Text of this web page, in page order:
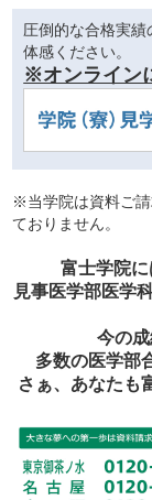
圧倒的な合格実
体感ください。
※オンライン
※当学院は資料ご
ておりません。
富士学院に
見事医学部医学
今の
多数の医学部
さぁ、あなたも